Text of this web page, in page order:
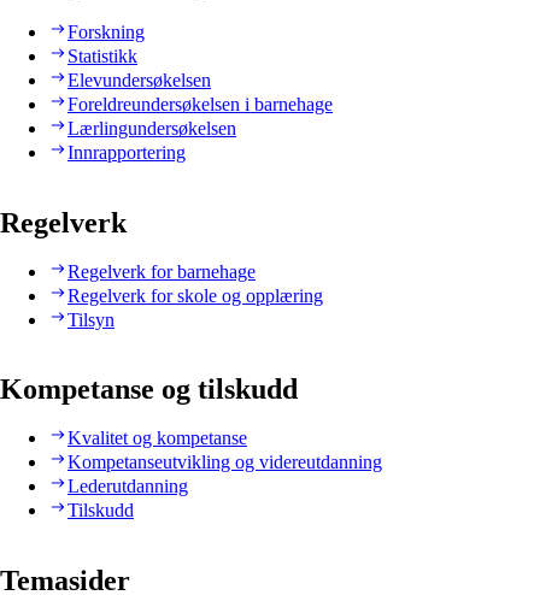
Forskning
Statistikk
Elevundersøkelsen
Foreldreundersøkelsen i barnehage
Lærlingundersøkelsen
Innrapportering
Regelverk
Regelverk for barnehage
Regelverk for skole og opplæring
Tilsyn
Kompetanse og tilskudd
Kvalitet og kompetanse
Kompetanseutvikling og videreutdanning
Lederutdanning
Tilskudd
Temasider